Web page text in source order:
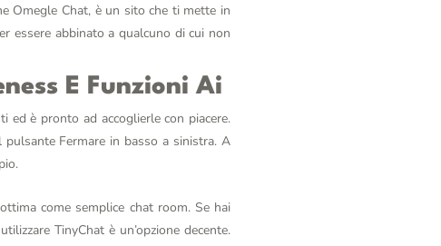
Omegle Chat, è un sito che ti mette in
essere abbinato a qualcuno di cui non
E Funzioni Ai
ed è pronto ad accoglierle con piacere.
Fermare in basso a sinistra. A
come semplice chat room. Se hai
TinyChat è un’opzione decente.